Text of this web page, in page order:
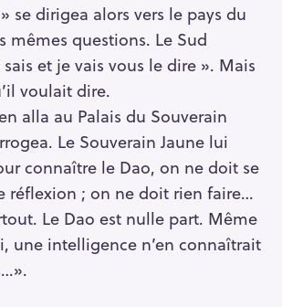
se dirigea alors vers le pays du
mêmes questions. Le Sud
et je vais vous le dire ». Mais
voulait dire.
alla au Palais du Souverain
Le Souverain Jaune lui
connaître le Dao, on ne doit se
réflexion ; on ne doit rien faire…
Le Dao est nulle part. Même
une intelligence n’en connaîtrait